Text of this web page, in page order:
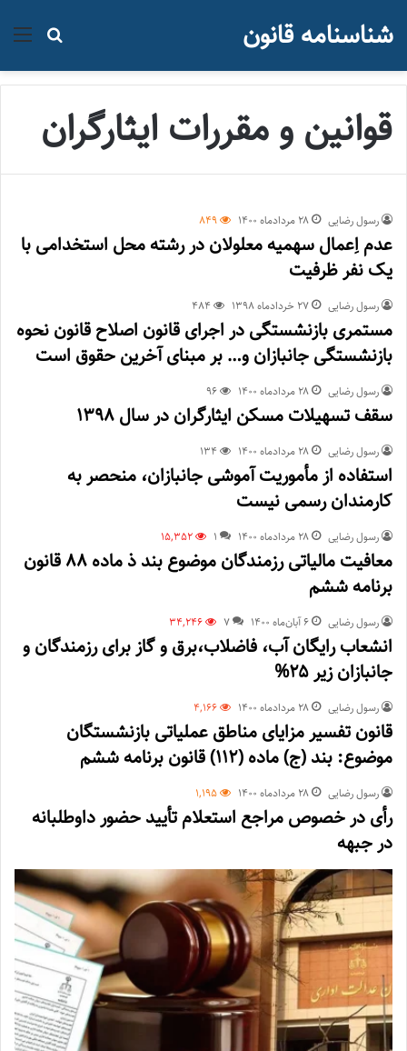
جستجو شناسنامه قانون
قوانین و مقررات ایثارگران
رسول رضایی ۲۸ مرداد‌ماه ۱۴۰۰ 849
عدم اِعمال سهمیه معلولان در رشته محل استخدامی با
یک نفر ظرفیت
رسول رضایی ۲۷ خرداد‌ماه ۱۳۹۸ 484
مستمری بازنشستگی در اجرای قانون اصلاح قانون نحوه
بازنشستگی جانبازان و… بر مبنای آخرین حقوق است
رسول رضایی ۲۸ مرداد‌ماه ۱۴۰۰ 96
سقف تسهیلات مسکن ایثارگران در سال ۱۳۹۸
رسول رضایی ۲۸ مرداد‌ماه ۱۴۰۰ 134
استفاده از مأموریت آموشی جانبازان، منحصر به
کارمندان رسمی نیست
رسول رضایی ۲۸ مرداد‌ماه ۱۴۰۰ 1
15,352
معافیت مالیاتی رزمندگان موضوع بند ذ ماده 88 قانون
برنامه ششم
رسول رضایی ۶ آبان‌ماه ۱۴۰۰ 7
34,246
انشعاب رایگان آب، فاضلاب،برق و گاز برای رزمندگان و
جانبازان زیر ۲۵%
رسول رضایی ۲۸ مرداد‌ماه ۱۴۰۰ 4,166
قانون تفسیر مزایای مناطق عملیاتی بازنشستگان
موضوع: بند (ج) ماده (۱۱۲) قانون برنامه ششم
رسول رضایی ۲۸ مرداد‌ماه ۱۴۰۰ 1,195
رأی در خصوص مراجع استعلام تأیید حضور داوطلبانه
در جبهه